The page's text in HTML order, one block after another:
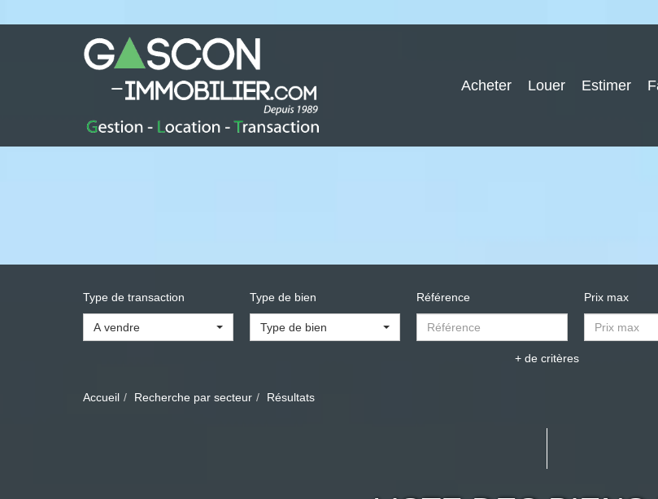
Acheter Louer Estimer
Type de transaction
A vendre
Type de bien
Type de bien
Référence Prix max
+ de critères
Accueil Recherche par secteur Résultats